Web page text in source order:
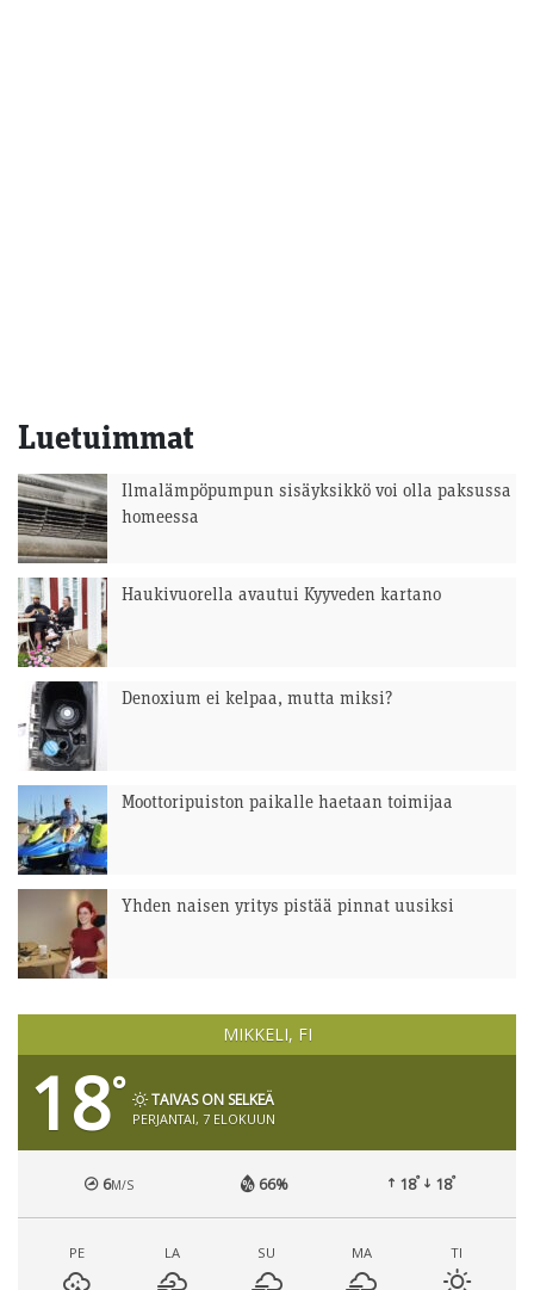
Luetuimmat
Ilmalämpöpumpun sisäyksikkö voi olla paksussa
homeessa
Haukivuorella avautui Kyyveden kartano
Denoxium ei kelpaa, mutta miksi?
Moottoripuiston paikalle haetaan toimijaa
Yhden naisen yritys pistää pinnat uusiksi
MIKKELI, FI
18° TAIVAS ON SELKEÄ
PERJANTAI, 7 ELOKUUN
6M/S 66% 18° 18°
PE LA SU MA TI